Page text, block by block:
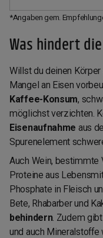
*Angaben gem.
Was hindert
Willst du deinen
Mangel an Eisen
Kaffee-Konsum,
möglichst verzichten.
Eisenaufnahme aus
Spurenelement
Auch Wein, bestimmte
Proteine aus
Phosphate in Fleisch
Bete, Rhabarber und
behindern. Zudem
und auch Mineralstoffe